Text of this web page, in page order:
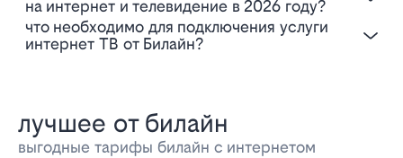
на интернет и телевидение в 2026 году?
Что необходимо для подключения услуги
интернет ТВ от Билайн?
лучшее от билайн
выгодные тарифы билайн с интернетом